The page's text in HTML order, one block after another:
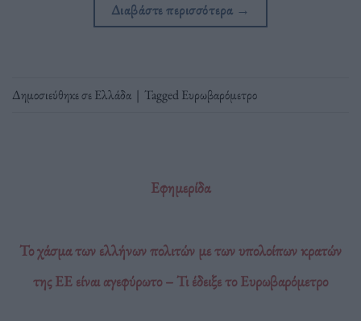
Διαβάστε περισσότερα →
Δημοσιεύθηκε σεΕλλάδα | TaggedΕυρωβαρόμετρο
Εφημερίδα
Το χάσμα των ελλήνων πολιτών με των υπολοίπων κρατών
της ΕΕ είναι αγεφύρωτο – Τι έδειξε το Ευρωβαρόμετρο